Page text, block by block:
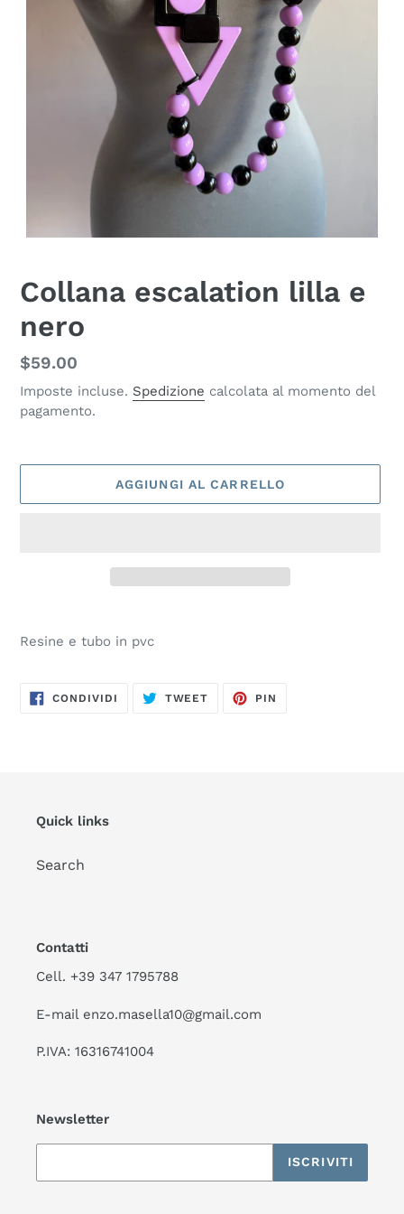
Collana escalation lilla e
nero
Prezzo
di
listino
$59.00
Imposte incluse. Spedizione calcolata al momento del
pagamento.
AGGIUNGI AL CARRELLO
del
carrello
Resine e tubo in pvc
CONDIVIDI CONDIVIDITWEET TWITTA PIN
Quick links
Search
Contatti
Cell. +39 347 1795788
E-mail enzo.masella10@gmail.com
P.IVA: 16316741004
Newsletter
ISCRIVITI